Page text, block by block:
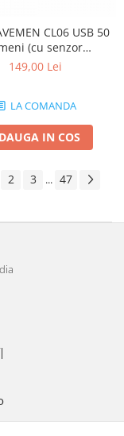
CL06 USB 50
(cu senzor
- Black
149,00 Lei
LA COMANDA
IN COS
2 3 ... 47